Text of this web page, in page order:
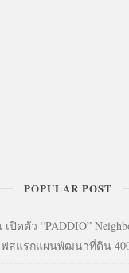
POPULAR POST
ปิดตัว “PADDIO”
ฟสแรกแผนพัฒนาที่ดิน